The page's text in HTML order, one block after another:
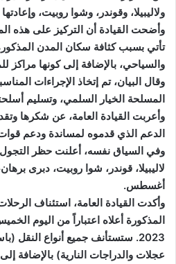
ولاليبيلا، وقوندر، وشوا روبيت،
وأضحت القيادة أن التركيز على هذه
تأتي بسبب كثافة سكان المدن
والسياحي، بالإضافة إلى كونها مراكز
وقال البيان، تم إتخاذ الإجراءات
المسلحة الخيار السلمي، وتسليم
وأعربت القيادة العامة، عن شكرها
الدعم الذي قدموه لمساندة ودعم
وفي السياق نفسه، أعلنت حظر
أغسطس.
وأكدت القيادة العامة، استئناف
2023. ستستأنف جميع أنواع النقل
عجلات والدراجات النارية) بالإضافة